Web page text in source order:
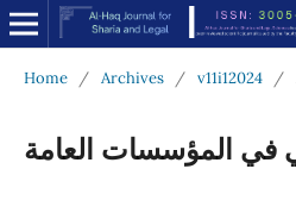
Home / Archives / v11i12024 /
في المؤسسات العامة